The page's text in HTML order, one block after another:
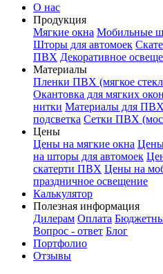
О нас
Продукция
Мягкие окна Мобильные
Шторы для автомоек
ПВХ Декоративное
Материалы
Пленки ПВХ (мягкое
Окантовка для мягких окон
нитки Материалы для ПВХ
подсветка Сетки ПВХ
Цены
Цены на мягкие окна Цены
на шторы для автомоек
скатерти ПВХ Цены на
праздничное освещение
Калькулятор
Полезная информация
Дилерам Оплата
Вопрос - ответ Блог
Портфолио
Отзывы